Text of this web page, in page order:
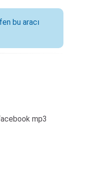
bu aracı
mp3